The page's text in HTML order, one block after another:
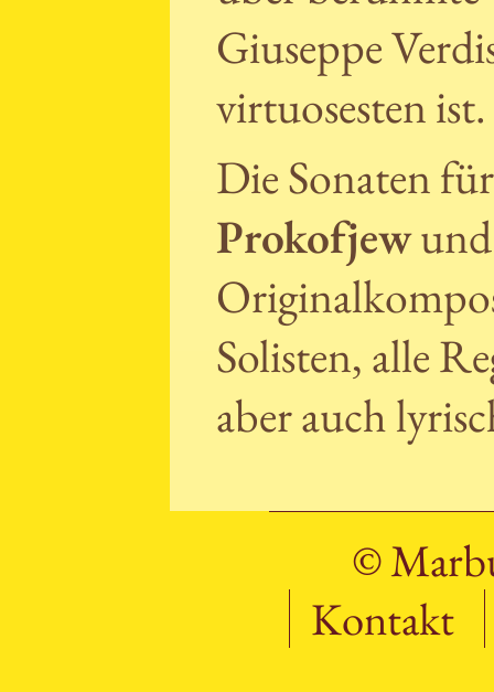
Giuseppe
virtuosesten ist.
Die Sonaten
Prokofjew
Solisten, alle
aber auch
©
Kontakt